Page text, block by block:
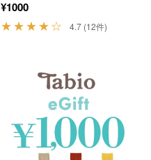
ー ランチ 外食
¥1000
★★★★☆ 4.7 (12件)